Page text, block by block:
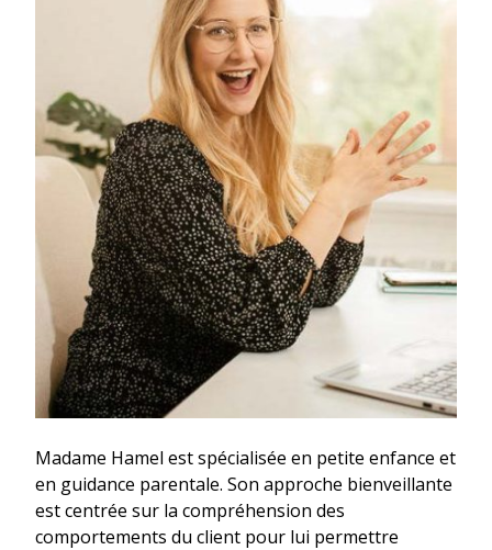
Madame Hamel est spécialisée en petite enfance et
en guidance parentale. Son approche bienveillante
est centrée sur la compréhension des
comportements du client pour lui permettre